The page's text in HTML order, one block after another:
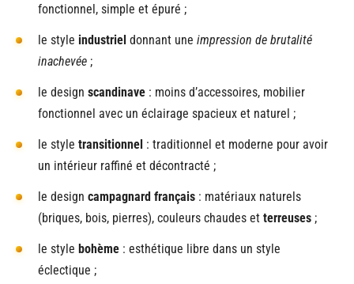
fonctionnel, simple et épuré ;
le style industriel donnant une impression de brutalité
inachevée ;
le design scandinave : moins d’accessoires, mobilier
fonctionnel avec un éclairage spacieux et naturel ;
le style transitionnel : traditionnel et moderne pour avoir
un intérieur raffiné et décontracté ;
le design campagnard français : matériaux naturels
(briques, bois, pierres), couleurs chaudes et terreuses ;
le style bohème : esthétique libre dans un style
éclectique ;